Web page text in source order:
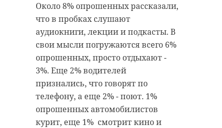
Около 8% опрошенных рассказали,
что в пробках слушают
аудиокниги, лекции и подкасты. В
свои мысли погружаются всего 6%
опрошенных, просто отдыхают -
3%. Еще 2% водителей
признались, что говорят по
телефону, а еще 2% - поют. 1%
опрошенных автомобилистов
курит, еще 1% смотрит кино и
спускать лодку на
воду, когда
планируете
вернуться и
обязательно имейте
при себе
заряженный
мобильный телефон!
Аварийно-